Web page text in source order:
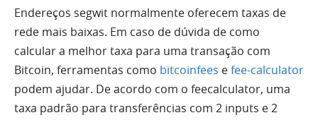
Endereços segwit normalmente oferecem taxas de
rede mais baixas. Em caso de dúvida de como
calcular a melhor taxa para uma transação com
Bitcoin, ferramentas como bitcoinfees efee-calculator
podem ajudar. De acordo com o feecalculator, uma
taxa padrão para transferências com 2 inputs e 2